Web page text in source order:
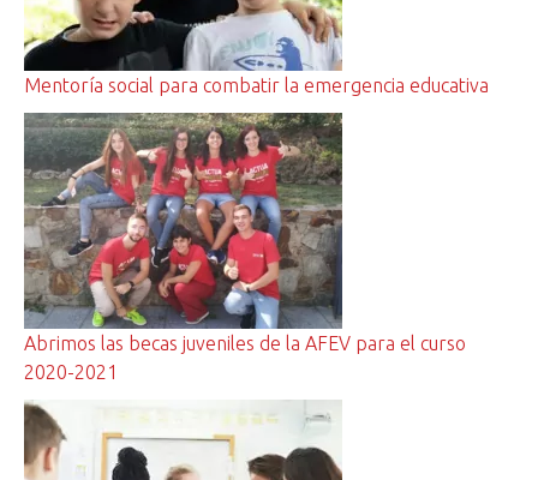
Mentoría social para combatir la emergencia educativa
Abrimos las becas juveniles de la AFEV para el curso
2020-2021